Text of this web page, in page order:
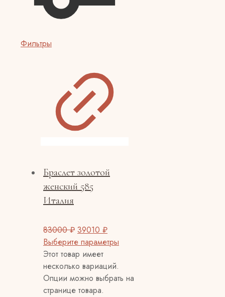
Фильтры
Браслет золотой
женский 585
Италия
83000₽ 39010 ₽
Выберите параметры
Этот товар имеет
несколько вариаций.
Опции можно выбрать на
странице товара.